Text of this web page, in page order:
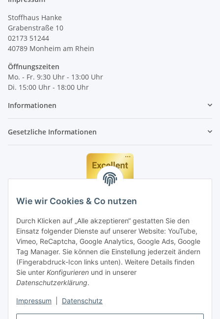
Wie wir Cookies & Co nutzen
Durch Klicken auf „Alle akzeptieren“ gestatten Sie den
Einsatz folgender Dienste auf unserer Website: YouTube,
Vimeo, ReCaptcha, Google Analytics, Google Ads, Google
Tag Manager. Sie können die Einstellung jederzeit ändern
(Fingerabdruck-Icon links unten). Weitere Details finden
Sie unter Konfigurieren und in unserer
Datenschutzerklärung.
Impressum Datenschutz
Stoffhaus Hanke
Grabenstraße 10
02173 51244
40789 Monheim am Rhein
Öffnungszeiten
Mo. - Fr. 9:30 Uhr - 13:00 Uhr
Di. 15:00 Uhr - 18:00 Uhr
Informationen
Gesetzliche Informationen